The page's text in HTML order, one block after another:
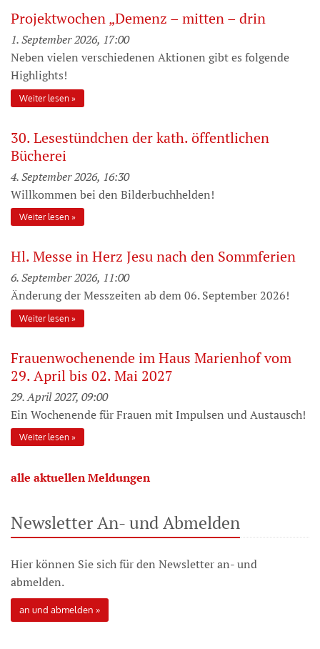
Projektwochen „Demenz – mitten – drin
1. September 2026, 17:00
Neben vielen verschiedenen Aktionen gibt es folgende
Highlights!
Weiter lesen
30. Lesestündchen der kath. öffentlichen
Bücherei
4. September 2026, 16:30
Willkommen bei den Bilderbuchhelden!
Weiter lesen
Hl. Messe in Herz Jesu nach den Sommferien
6. September 2026, 11:00
Änderung der Messzeiten ab dem 06. September 2026!
Weiter lesen
Frauenwochenende im Haus Marienhof vom
29. April bis 02. Mai 2027
29. April 2027, 09:00
Ein Wochenende für Frauen mit Impulsen und Austausch!
Weiter lesen
alle aktuellen Meldungen
Newsletter An- und Abmelden
Hier können Sie sich für den Newsletter an- und
abmelden.
an und abmelden